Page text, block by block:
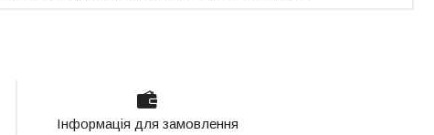
Інформація для замовлення